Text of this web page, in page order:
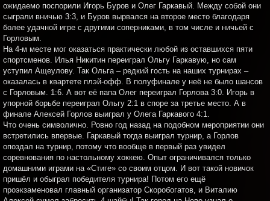
ожидаемо поспорили Игорь Буров и Олег Гаркавый. Между собой они
сыграли вничью 3:3, и Буров вырвался на второе место благодаря
более удачной игре с другими соперниками, в том числе и ничьей с
Горловым.
На 4-м месте мог оказаться практически любой из оставшихся пяти
спортсменов. Илья Никитин переиграл Ольгу Гаркавую, но сам
уступил Ащеулову. Так Ольга – редкий гость на наших турнирах –
оказалась в квартете плэй-офф. В полуфинале у неё не было шансов
с Горловым. 1:6. А вот её папа Олег переиграл Горлова 3:0. Игорь в
упорной борьбе переиграл Ольгу 2:1 в споре за третье место. А в
финале Алексей Горлов выиграл у Олега Гаркавого 4:1.
Что очень символично. Ровно год назад на подобном мероприятии они
встретились впервые. Гаркавый тогда выиграл турнир, а Горлов
опоздал на турнир, потому что вообще в первый раз увидел
соревнования по настольному хоккею. Опыт ограничивался только
домашними играми на «Стиге» со своим отцом. И вот такой новичок
пришёл и обыграл победителя турнира! Потом его ещё
проэкзаменовал главный организатор Скоробогатов, и Виталию